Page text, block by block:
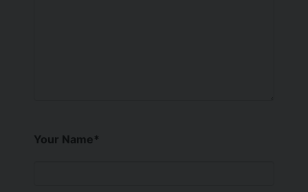
Your Name*